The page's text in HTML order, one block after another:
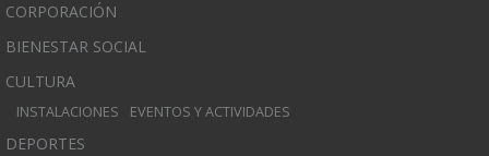
CORPORACIÓN
BIENESTAR SOCIAL
CULTURA
INSTALACIONES EVENTOS Y ACTIVIDADES
DEPORTES